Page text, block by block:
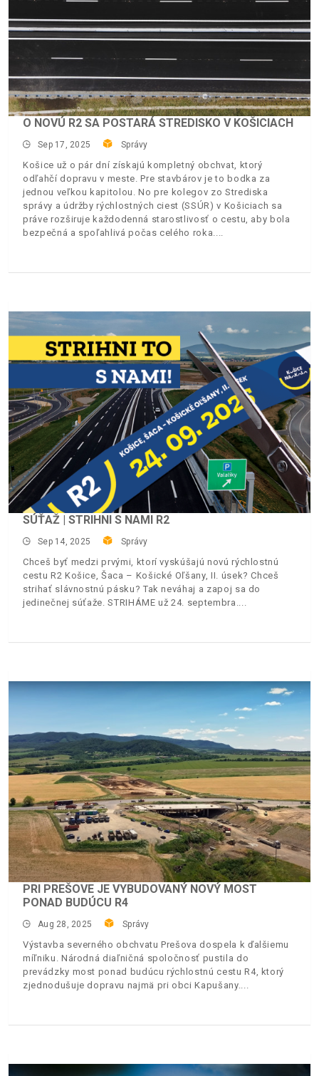
O NOVÚ R2 SA POSTARÁ STREDISKO V KOŠICIACH
Sep 17, 2025 Správy
Košice už o pár dní získajú kompletný obchvat, ktorý
odľahčí dopravu v meste. Pre stavbárov je to bodka za
jednou veľkou kapitolou. No pre kolegov zo Strediska
správy a údržby rýchlostných ciest (SSÚR) v Košiciach sa
práve rozširuje každodenná starostlivosť o cestu, aby bola
bezpečná a spoľahlivá počas celého roka.
SÚŤAŽ | STRIHNI S NAMI R2
Sep 14, 2025 Správy
Chceš byť medzi prvými, ktorí vyskúšajú novú rýchlostnú
cestu R2 Košice, Šaca – Košické Oľšany, II. úsek? Chceš
strihať slávnostnú pásku? Tak neváhaj a zapoj sa do
jedinečnej súťaže. STRIHÁME už 24. septembra.
PRI PREŠOVE JE VYBUDOVANÝ NOVÝ MOST
PONAD BUDÚCU R4
Aug 28, 2025 Správy
Výstavba severného obchvatu Prešova dospela k ďalšiemu
míľniku. Národná diaľničná spoločnosť pustila do
prevádzky most ponad budúcu rýchlostnú cestu R4, ktorý
zjednodušuje dopravu najmä pri obci Kapušany.